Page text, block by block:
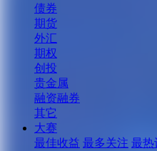
债券
期货
外汇
期权
创投
贵金属
融资融券
其它
大赛
最佳收益 最多关注 最热